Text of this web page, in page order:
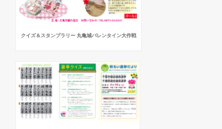
クイズ＆スタンプラリー 丸亀城バレンタイン大作戦